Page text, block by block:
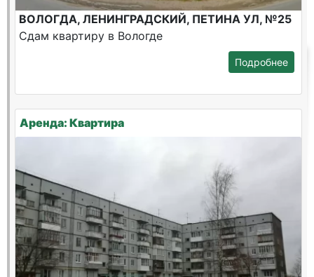
ВОЛОГДА, ЛЕНИНГРАДСКИЙ, ПЕТИНА УЛ, №25
Сдам квартиру в Вологде
Подробнее
Аренда: Квартира